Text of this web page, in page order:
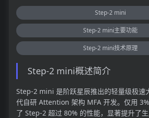
Step-2 mini
Step-2 mini主要功能
Step-2 mini技术原理
Step-2 mini概述简介
Step-2 mini 是阶跃星辰推出的轻量级极速
代自研 Attention 架构 MFA 开发。仅用
了 Step-2 超过 80% 的性能，显著提升了生